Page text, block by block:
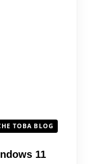
TOBA BLOG
11